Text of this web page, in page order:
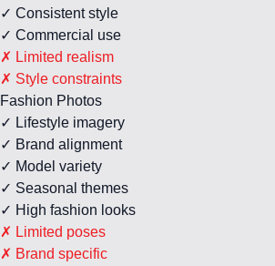
✓ Consistent style
✓ Commercial use
✗ Limited realism
✗ Style constraints
Fashion Photos
✓ Lifestyle imagery
✓ Brand alignment
✓ Model variety
✓ Seasonal themes
✓ High fashion looks
✗ Limited poses
✗ Brand specific